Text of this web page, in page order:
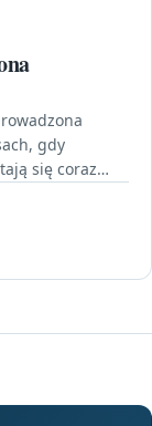
gdy
się coraz